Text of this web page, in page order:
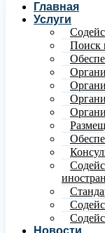
Главная
Услуги
Поиск